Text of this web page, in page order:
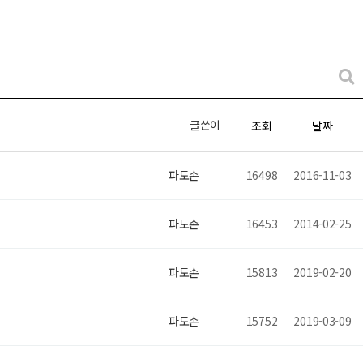
글쓴이 조회 날짜
파도손 16498 2016-11-03
파도손 16453 2014-02-25
파도손 15813 2019-02-20
파도손 15752 2019-03-09